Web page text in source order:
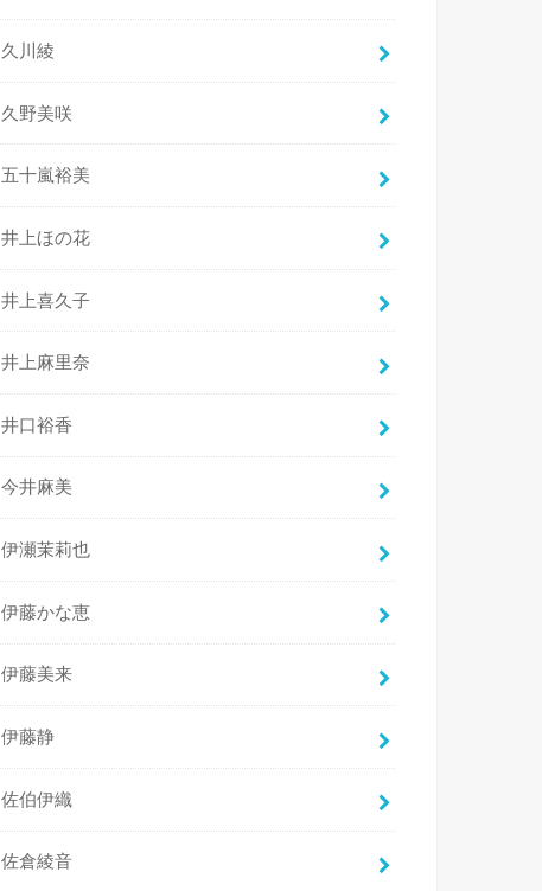
久川綾
久野美咲
五十嵐裕美
井上ほの花
井上喜久子
井上麻里奈
井口裕香
今井麻美
伊瀬茉莉也
伊藤かな恵
伊藤美来
伊藤静
佐伯伊織
佐倉綾音